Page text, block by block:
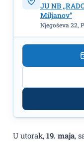
U utorak, 19. maja,
JU NB
Miljanov”
Njegoševa 22,